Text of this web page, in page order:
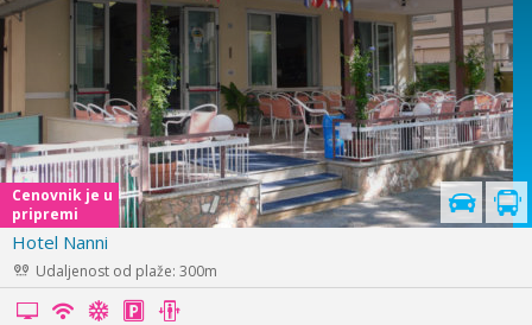
Cenovnik je u
pripremi
Hotel Butterfy
Udaljenost od plaže: 350m
u
s